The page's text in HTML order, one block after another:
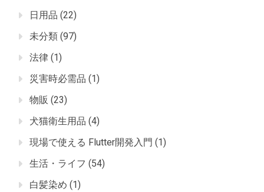
日用品 (22)
未分類 (97)
法律 (1)
災害時必需品 (1)
物販 (23)
犬猫衛生用品 (4)
現場で使える Flutter開発入門 (1)
生活・ライフ (54)
白髪染め (1)